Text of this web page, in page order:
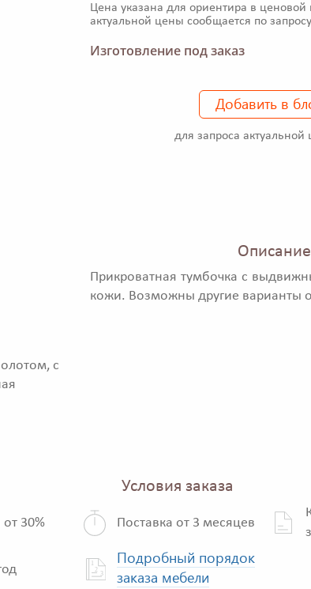
Цена указана для ориентира в ценовой
актуальной цены сообщается по
Изготовление под заказ
Добавить в
для запроса
с
Описание
Прикроватная тумбочка с
кожи. Возможны другие варианты
Условия заказа
30% Поставка от 3 месяцев
Подробный порядок
заказа мебели